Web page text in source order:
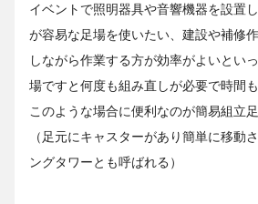
イベントで照明器具や音響機器を設置
が容易な足場を使いたい、建設や補修
しながら作業する方が効率がよいとい
場ですと何度も組み直しが必要で時間
このような場合に便利なのが簡易組立足
（足元にキャスターがあり簡単に移動
ングタワーとも呼ばれる）